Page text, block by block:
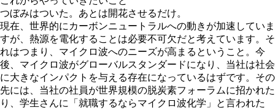
つぼみはついた。 あとは開花させるだけ。
現在、世界的にカーボンニュートラルへの動きが加速していま
すが、熱源を電化することは必要不可欠だと考えています。そ
れはつまり、マイクロ波へのニーズが高まるということ。今
後、マイクロ波がグローバルスタンダードになり、当社は社会
に大きなインパクトを与える存在になっているはずです。その
先には、当社の社員が世界規模の脱炭素フォーラムに招かれた
り、学生さんに「就職するならマイクロ波化学」と言われた